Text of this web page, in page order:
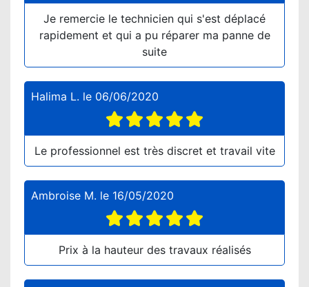
Je remercie le technicien qui s'est déplacé
rapidement et qui a pu réparer ma panne de
suite
Halima L. le 06/06/2020
Le professionnel est très discret et travail vite
Ambroise M. le 16/05/2020
Prix à la hauteur des travaux réalisés